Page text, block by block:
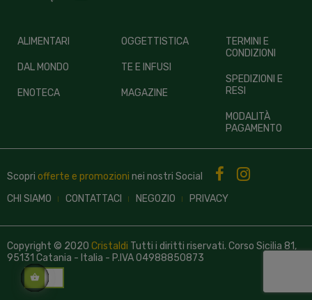
ALIMENTARI
DAL MONDO
ENOTECA
OGGETTISTICA
TE E INFUSI
MAGAZINE
TERMINI E
CONDIZIONI
SPEDIZIONI E
RESI
MODALITÀ
PAGAMENTO
Scopri offerte e promozioni nei nostri Social
CHI SIAMO
CONTATTACI NEGOZIO PRIVACY
Copyright © 2020 Cristaldi Tutti i diritti riservati. Corso Sicilia 81,
95131 Catania - Italia - P.IVA 04988850873